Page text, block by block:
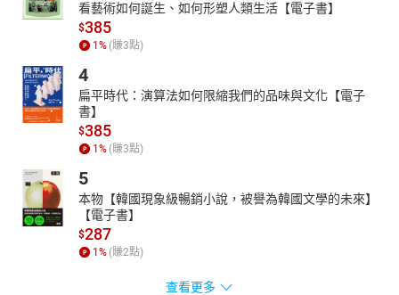
看藝術如何誕生、如何形塑人類生活【電子書】
$385
1 % (賺3點)
4
扁平時代：演算法如何限縮我們的品味與文化【電子
書】
$385
1 % (賺3點)
5
本物【韓國現象級暢銷小說，被譽為韓國文學的未來】
【電子書】
$287
1 % (賺2點)
查看更多